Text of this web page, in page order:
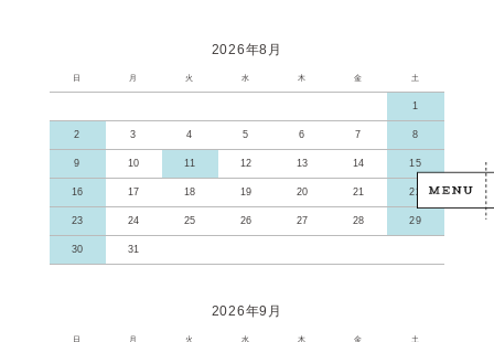
2026年8月
日 月 火 水 木 金 土
1
2 3 4 5 6 7 8
9 10 11 12 13 14 15
16 17 18 19 20 21 22
23 24 25 26 27 28 29
30 31
2026年9月
日 月 火 水 木 金 土